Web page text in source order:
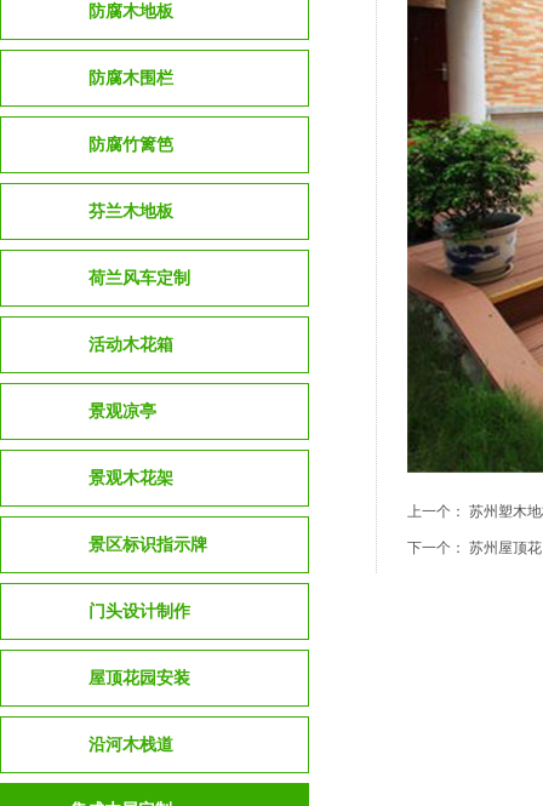
防腐木地板
防腐木围栏
防腐竹篱笆
芬兰木地板
荷兰风车定制
活动木花箱
景观凉亭
景观木花架
景区标识指示牌
门头设计制作
屋顶花园安装
沿河木栈道
上一个： 苏州塑木
下一个： 苏州屋顶